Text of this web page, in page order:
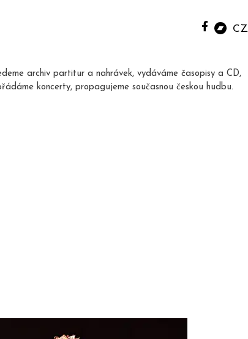
CZ
archiv partitur a nahrávek, vydáváme časopisy a CD,
koncerty, propagujeme současnou českou hudbu.